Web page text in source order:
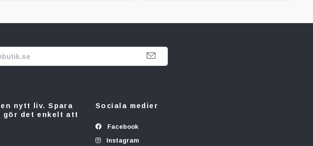
nytt liv. Spara
gör det enkelt att
Sociala medier
Facebook
Instagram